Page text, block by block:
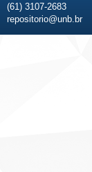
(61) 3107-2683
repositorio@unb.br